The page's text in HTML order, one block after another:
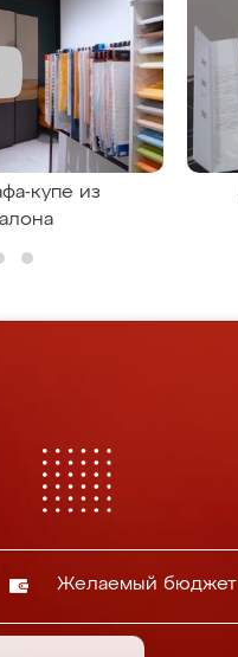
купе из
Желаемый бюджет